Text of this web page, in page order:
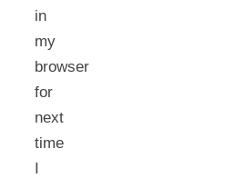
in
my
browser
for
next
time
I